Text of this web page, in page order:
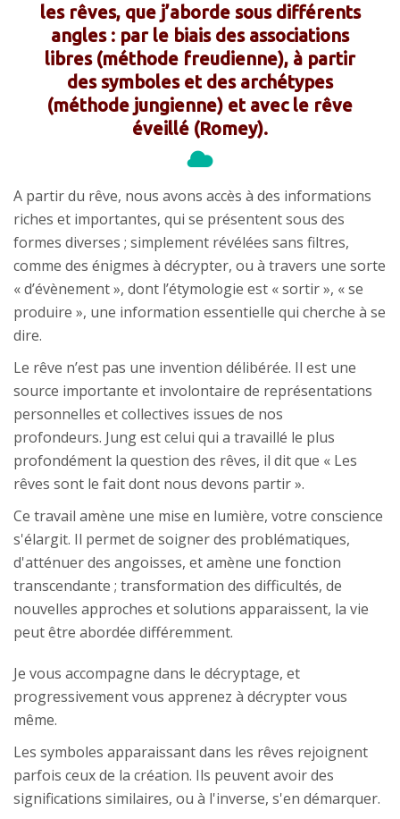
les rêves, que j’aborde sous différents
angles : par le biais des associations
libres (méthode freudienne), à partir
des symboles et des archétypes
(méthode jungienne) et avec le rêve
éveillé (Romey).
A partir du rêve, nous avons accès à des informations
riches et importantes, qui se présentent sous des
formes diverses ; simplement révélées sans filtres,
comme des énigmes à décrypter, ou à travers une sorte
« d’évènement », dont l’étymologie est « sortir », « se
produire », une information essentielle qui cherche à se
dire.
Le rêve n’est pas une invention délibérée. Il est une
source importante et involontaire de représentations
personnelles et collectives issues de nos
profondeurs. Jung est celui qui a travaillé le plus
profondément la question des rêves, il dit que « Les
rêves sont le fait dont nous devons partir ».
Ce travail amène une mise en lumière, votre conscience
s'élargit. Il permet de soigner des problématiques,
d'atténuer des angoisses, et amène une fonction
transcendante ; transformation des difficultés, de
nouvelles approches et solutions apparaissent, la vie
peut être abordée différemment.
Je vous accompagne dans le décryptage, et
progressivement vous apprenez à décrypter vous
même.
Les symboles apparaissant dans les rêves rejoignent
parfois ceux de la création. Ils peuvent avoir des
significations similaires, ou à l'inverse, s'en démarquer.